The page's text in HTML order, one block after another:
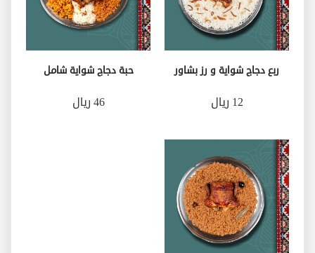
ربع دجاج شواية و رز بشاور
12 ريال
حبة دجاج شواية شامل
46 ريال